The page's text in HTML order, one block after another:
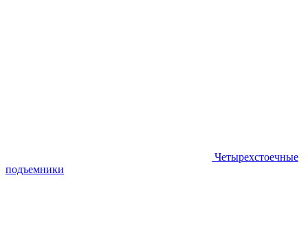
Четырехстоечные
подъемники